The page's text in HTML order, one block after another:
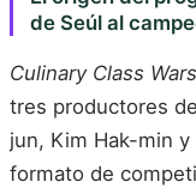
de Seúl al
Culinary Class Wars
tres productores
jun, Kim Hak-min
formato de